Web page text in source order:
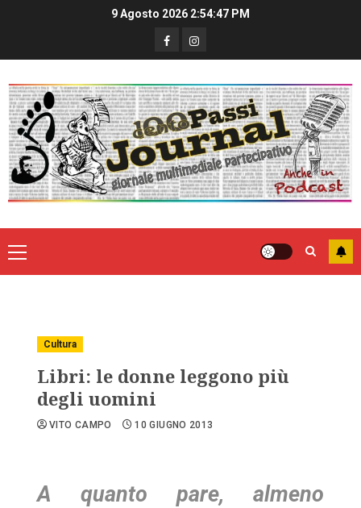
9 Agosto 2026 2:54:48 PM
Cultura
Libri: le donne leggono più
degli uomini
VITO CAMPO 10 GIUGNO 2013
A quanto pare, almeno